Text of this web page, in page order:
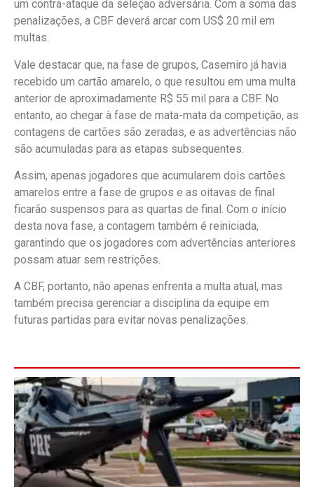
um contra-ataque da seleção adversária. Com a soma das
penalizações, a CBF deverá arcar com US$ 20 mil em
multas.
Vale destacar que, na fase de grupos, Casemiro já havia
recebido um cartão amarelo, o que resultou em uma multa
anterior de aproximadamente R$ 55 mil para a CBF. No
entanto, ao chegar à fase de mata-mata da competição, as
contagens de cartões são zeradas, e as advertências não
são acumuladas para as etapas subsequentes.
Assim, apenas jogadores que acumularem dois cartões
amarelos entre a fase de grupos e as oitavas de final
ficarão suspensos para as quartas de final. Com o início
desta nova fase, a contagem também é reiniciada,
garantindo que os jogadores com advertências anteriores
possam atuar sem restrições.
A CBF, portanto, não apenas enfrenta a multa atual, mas
também precisa gerenciar a disciplina da equipe em
futuras partidas para evitar novas penalizações.